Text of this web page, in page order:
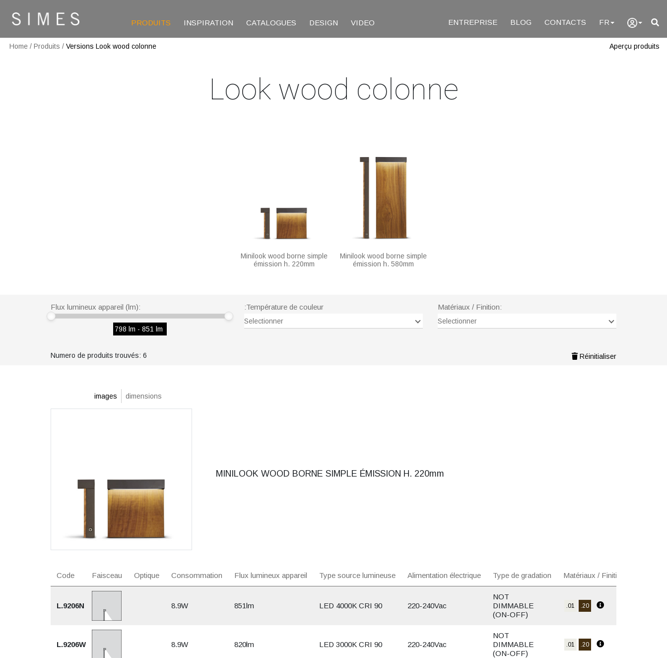
PRODUITS INSPIRATION CATALOGUES DESIGN VIDEO ENTREPRISE BLOG CONTACTS FR
Home / Produits / Versions Look wood colonne Aperçu produits
Look wood colonne
Minilook wood borne simple
émission h. 220mm
Minilook wood borne simple
émission h. 580mm
Flux lumineux appareil (lm):
798 lm - 851 lm
:Température de couleur
Selectionner
Matériaux / Finition:
Selectionner
Numero de produits trouvés: 6 Réinitialiser
images dimensions
MINILOOK WOOD BORNE SIMPLE ÉMISSION H. 220mm
Code Faisceau Optique Consommation Flux lumineux appareil Type source lumineuse Alimentation électrique Type de gradation Matériaux / Finition
L.9206N 8.9W 851lm LED 4000K CRI 90 220-240Vac
NOT
DIMMABLE
(ON-OFF)
.01 .20
L.9206W 8.9W 820lm LED 3000K CRI 90 220-240Vac
NOT
DIMMABLE
(ON-OFF)
.01 .20